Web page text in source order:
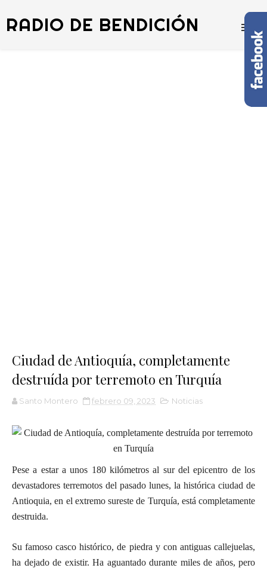
RADIO DE BENDICIÓN
Ciudad de Antioquía, completamente
destruída por terremoto en Turquía
Santo Montero febrero 09, 2023 Noticias
Pese a estar a unos 180 kilómetros al sur del epicentro de los
devastadores terremotos del pasado lunes, la histórica ciudad de
Antioquia, en el extremo sureste de Turquía, está completamente
destruida.
Su famoso casco histórico, de piedra y con antiguas callejuelas,
ha dejado de existir. Ha aguantado durante miles de años, pero